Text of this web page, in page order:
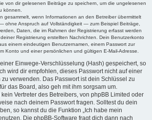
von dir gelesenen Beiträge zu speichern, um die ungelesenen
können.
gesammelt, wenn Informationen an den Betreiber übermittelt
ohne Anspruch auf Vollständigkeit — zum Beispiel Beiträge,
Daten, die im Rahmen der Registrierung erfasst werden
Registrierung erstellten Nachrichten. Dein Benutzerkonto
einem eindeutigen Benutzernamen, einem Passwort zur
Konto und einer persönlichen und gültigen E-Mail-Adresse.
Einwege-Verschlüsselung (Hash) gespeichert, so
wird dir empfohlen, dieses Passwort nicht auf einer
verwenden. Das Passwort ist dein Schlüssel zu
das Board, also geh mit ihm sorgsam um.
Vertreter des Betreibers, von phpBB Limited oder
nach deinem Passwort fragen. Solltest du dein
so kannst du die Funktion „Ich habe mein
Die phpBB-Software fragt dich dann nach